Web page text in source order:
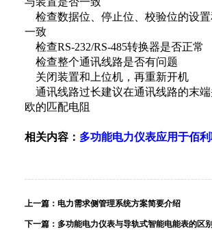
检查数据位、停止位、校验位的设
一致
检查RS-232/RS-485转换器是否正常
检查整个通讯线路是否有问题
关闭装置和上位机，再重新开机
通讯线路过长建议在通讯线路的末端
欧的匹配电阻
相关内容： 多功能电力仪表应用于佰
上一篇： 电力需求侧管理系统方案简要介绍
下一篇： 多功能电力仪表与导轨式智能电能表的区别